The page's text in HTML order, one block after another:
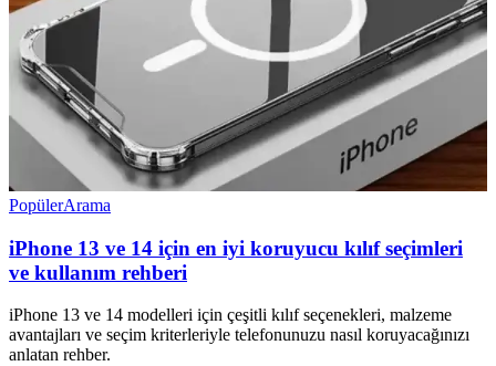
PopülerArama
iPhone 13 ve 14 için en iyi koruyucu kılıf seçimleri
ve kullanım rehberi
iPhone 13 ve 14 modelleri için çeşitli kılıf seçenekleri, malzeme
avantajları ve seçim kriterleriyle telefonunuzu nasıl koruyacağınızı
anlatan rehber.